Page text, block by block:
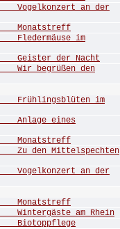
an der
Monatstreff
im
der Nacht
begrüßen den
im
eines
Monatstreff
den Mittelspechten
an der
Monatstreff
am Rhein
Biotoppflege